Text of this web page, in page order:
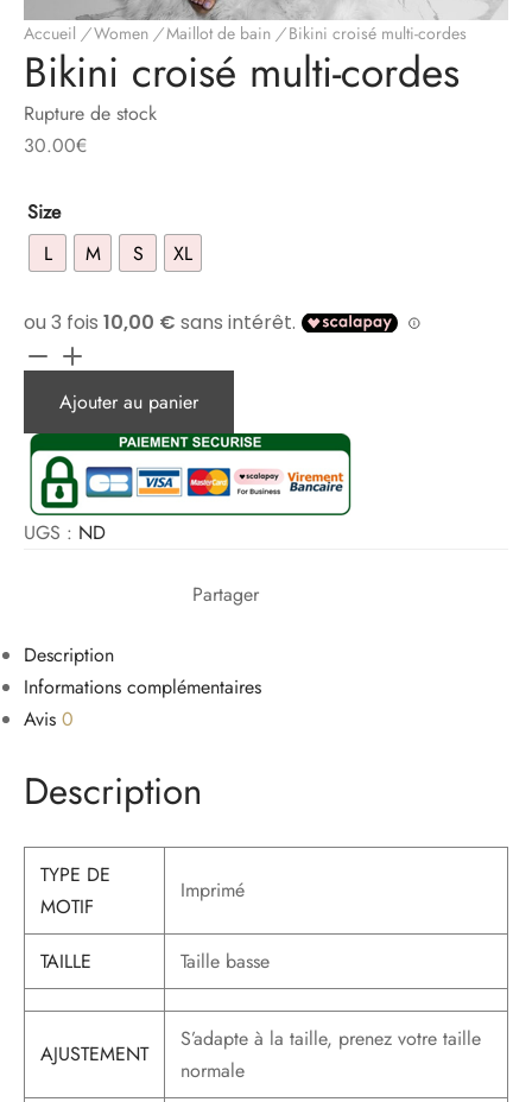
Accueil / Women / Maillot de bain /Bikini croisé multi-cordes
Bikini croisé multi-cordes
Rupture de stock
30.00€
Size
L
M S XL
quantité
Bikini
croisé
multi-
cordes
Ajouter au panier
UGS : ND
Partager
Description
Informations complémentaires
Avis 0
Description
TYPE DE
MOTIF
Imprimé
TAILLE Taille basse
AJUSTEMENT
S’adapte à la taille, prenez votre taille
normale